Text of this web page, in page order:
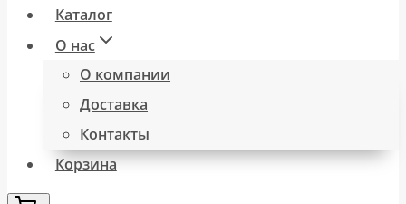
Каталог
О нас
О компании
Доставка
Контакты
Корзина